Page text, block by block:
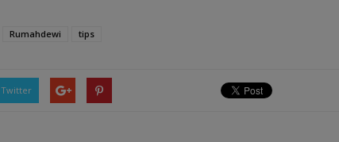
Rumahdewi tips
Twitter